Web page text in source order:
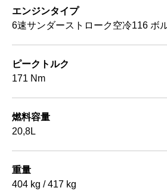
エンジンタイプ
6速サンダーストローク空冷116 ボ
ピークトルク
171 Nm
燃料容量
20,8L
重量
404 kg / 417 kg